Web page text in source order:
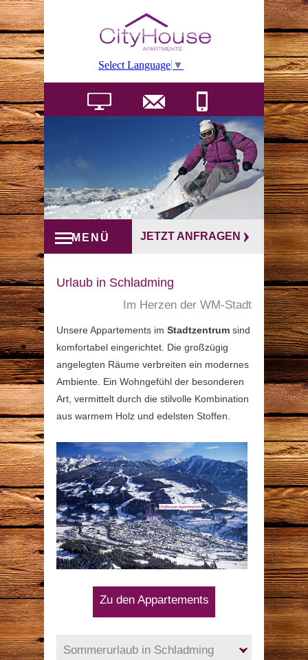
Select Language ▼
MENÜ JETZT ANFRAGEN
Urlaub in Schladming
Im Herzen der WM-Stadt
Unsere Appartements im Stadtzentrum sind
komfortabel eingerichtet. Die großzügig
angelegten Räume verbreiten ein modernes
Ambiente. Ein Wohngefühl der besonderen
Art, vermittelt durch die stilvolle Kombination
aus warmem Holz und edelsten Stoffen.
Zu den Appartements
Sommerurlaub in Schladming